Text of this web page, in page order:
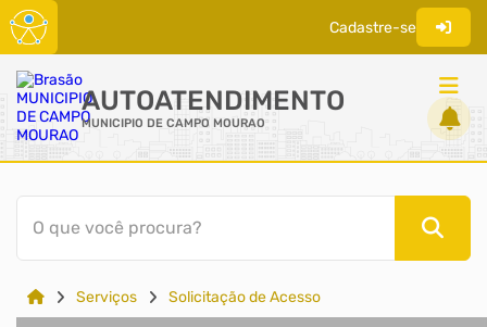
Cadastre-se
AUTOATENDIMENTO
MUNICIPIO DE CAMPO MOURAO
ACESSO RÁPIDO
Acessibilidade
Órgão Oficial Eletrônico
O que você procura?
Serviços Solicitação de Acesso